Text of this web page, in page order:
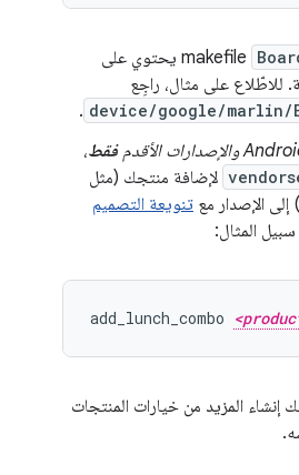
makefile يحتوي على
للاطّلاع على مثال، راجِع
device/google/marlin/
.
فقط،
لإضافة منتجك (مثل
الإصدار مع تنويعة التصميم
المثال:
add_lunch_combo
إنشاء المزيد من خيارات المنتجات